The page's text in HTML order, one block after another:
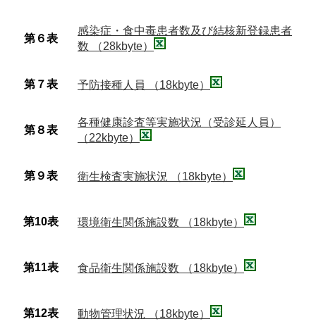
第６表
感染症・食中毒患者数及び結核新登録患者
数 （28kbyte）
第７表 予防接種人員 （18kbyte）
第８表
各種健康診査等実施状況（受診延人員）
（22kbyte）
第９表 衛生検査実施状況 （18kbyte）
第10表 環境衛生関係施設数 （18kbyte）
第11表 食品衛生関係施設数 （18kbyte）
第12表 動物管理状況 （18kbyte）